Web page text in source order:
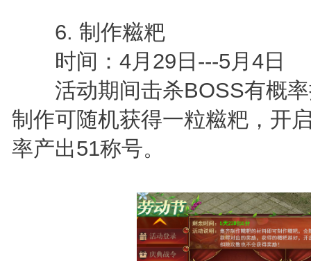
6. 制作糍粑
时间：4月29日---5月4日
活动期间击杀BOSS有概率
制作可随机获得一粒糍粑，开
率产出51称号。